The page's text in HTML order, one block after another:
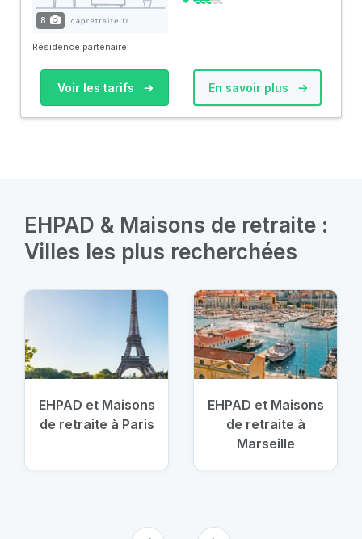
8
Résidence partenaire
Voir les tarifs En savoir plus
EHPAD & Maisons de retraite :
Villes les plus recherchées
EHPAD et Maisons
de retraite à Paris
EHPAD et Maisons
de retraite à
Marseille